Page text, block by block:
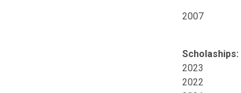
2007
Scholaships:
2023
2022